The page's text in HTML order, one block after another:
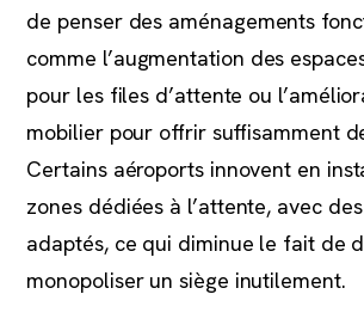
de penser des aménagements
comme l’augmentation des
pour les files d’attente ou
mobilier pour offrir suffisamment
Certains aéroports innovent en
zones dédiées à l’attente, avec
adaptés, ce qui diminue le fait de
monopoliser un siège inutilement.